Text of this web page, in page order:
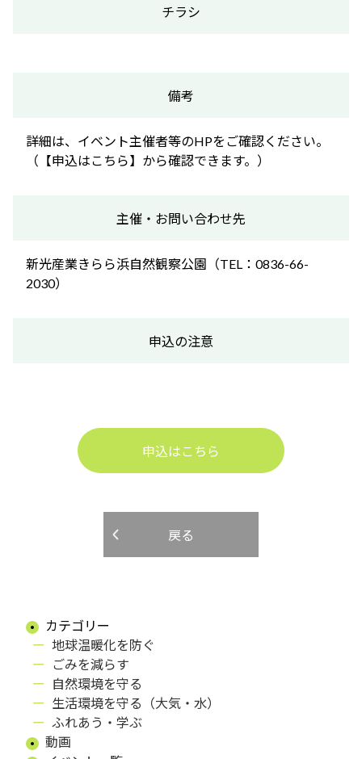
チラシ
備考
詳細は、イベント主催者等のHPをご確認ください。
（【申込はこちら】から確認できます。）
主催・お問い合わせ先
新光産業きらら浜自然観察公園（TEL：0836-66-
2030）
申込の注意
申込はこちら
戻る
カテゴリー
地球温暖化を防ぐ
ごみを減らす
自然環境を守る
生活環境を守る（大気・水）
ふれあう・学ぶ
動画